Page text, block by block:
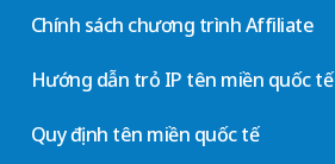
Chính sách chương trình Affiliate
Hướng dẫn trỏ IP tên miền quốc tế
Quy định tên miền quốc tế